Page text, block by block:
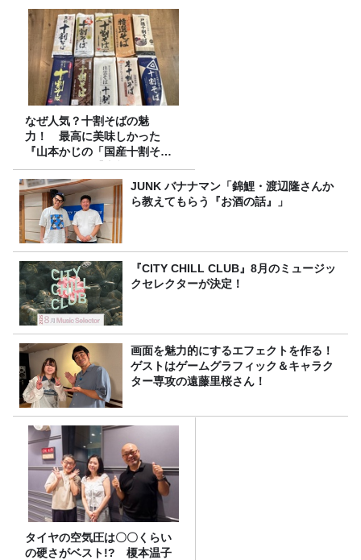
なぜ人気？十割そばの魅
力！ 最高に美味しかった
『山本かじの「国産十割そ
ば」』とは？【十割そば10種
食べ比べ】
JUNK バナナマン「錦鯉・渡辺隆さんか
ら教えてもらう『お酒の話』」
『CITY CHILL CLUB』8月のミュージッ
クセレクターが決定！
画面を魅力的にするエフェクトを作る！
ゲストはゲームグラフィック＆キャラク
ター専攻の遠藤里桜さん！
タイヤの空気圧は〇〇くらい
の硬さがベスト!? 榎本温子